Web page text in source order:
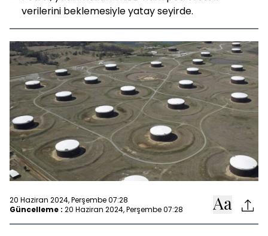
verilerini beklemesiyle yatay seyirde.
20 Haziran 2024, Perşembe 07:28
Güncelleme : 20 Haziran 2024, Perşembe 07:28